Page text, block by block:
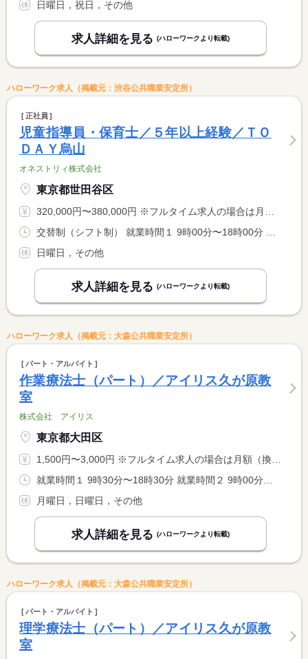
日曜日，祝日，その他
求人詳細を見る (ハローワークより転載)
ハローワーク求人（掲載元：渋谷公共職業安定所）
正社員
児童指導員・保育士／５年以上経験／ＴＯ
ＤＡＹ烏山
オネストリィ株式会社
東京都世田谷区
320,000円〜380,000円 ※フルタイム求人の場合は月額（換算額）、パート求人の場合は時間額を表示しています。
日曜日，その他
求人詳細を見る (ハローワークより転載)
ハローワーク求人（掲載元：大森公共職業安定所）
パート・アルバイト
作業療法士（パート）／アイリス久が原教
室
株式会社 アイリス
東京都大田区
1,500円〜3,000円 ※フルタイム求人の場合は月額（換算額）、パート求人の場合は時間額を表示しています。
月曜日，日曜日，その他
求人詳細を見る (ハローワークより転載)
ハローワーク求人（掲載元：大森公共職業安定所）
パート・アルバイト
理学療法士（パート）／アイリス久が原教
室